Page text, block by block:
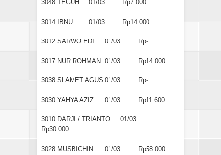
3048 TEGUH 01/03 Rp7.000
3014 IBNU 01/03 Rp14.000
3012 SARWO EDI 01/03 Rp-
3017 NUR ROHMAN 01/03 Rp14.000
3038 SLAMET AGUS 01/03 Rp-
3030 YAHYA AZIZ 01/03 Rp11.600
3010 DARJI / TRIANTO
01/03
Rp30.000
3028 MUSBICHIN 01/03 Rp58.000